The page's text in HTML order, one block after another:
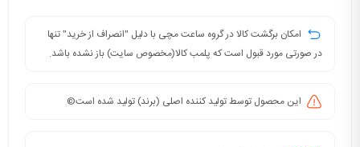
امکان برگشت کالا در گروه ساعت مچی با دلیل "انصراف از خرید" تنها
در صورتی مورد قبول است که پلمب کالا(مخصوص سایت) باز نشده باشد.
این محصول توسط تولید کننده اصلی (برند) تولید شده است©️